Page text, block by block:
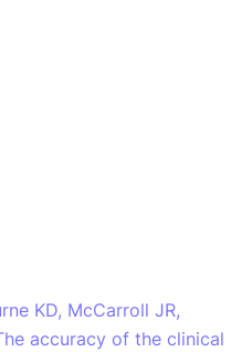
KD, McCarroll JR,
accuracy of the clinical